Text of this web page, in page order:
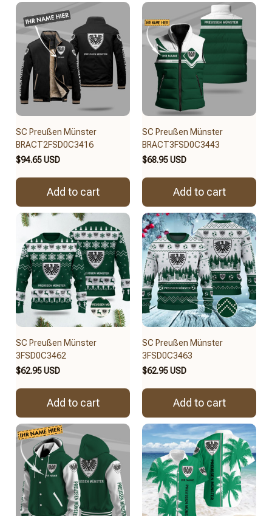
SC Preußen Münster
BRACT2FSD0C3416
$94.65 USD
Add to cart
SC Preußen Münster
BRACT3FSD0C3443
$68.95 USD
Add to cart
SC Preußen Münster
3FSD0C3462
$62.95 USD
Add to cart
SC Preußen Münster
3FSD0C3463
$62.95 USD
Add to cart